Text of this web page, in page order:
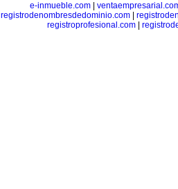
e-inmueble.com
registrodenombresdedominio.com|
registroprofesional.com|